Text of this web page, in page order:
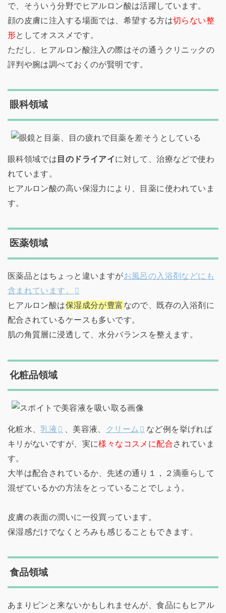
で、そういう分野でヒアルロン酸は活躍しています。
顔の皮膚に注入する場面では、希望する方は切らない整
形としてオススメです。
ただし、ヒアルロン酸注入の際はその通うクリニックの
評判や腕は調べておくのが賢明です。
眼科領域
眼科領域では目のドライアイに対して、治療などで使わ
れています。
ヒアルロン酸の高い保湿力により、目薬に使われていま
す。
医薬領域
医薬品とはちょっと違いますがお風呂の入浴剤などにも
含まれています。
ヒアルロン酸は保湿成分が豊富 なので、既存の入浴剤に
配合されているケースも多いです。
肌の角質層に浸透して、水分バランスを整えます。
化粧品領域
化粧水、乳液 、美容液、 クリーム
など例を挙げれば
キリがないですが、実に様々なコスメに配合されていま
す。
大半は配合されているか、先述の通り１，２滴垂らして
混ぜているかの方法をとっていることでしょう。
皮膚の表面の潤いに一役買っています。
保湿感だけでなくとろみも感じることもできます。
食品領域
あまりピンと来ないかもしれませんが、食品にもヒアル